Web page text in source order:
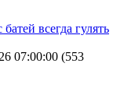
всегда гулять
07:00:00 (553